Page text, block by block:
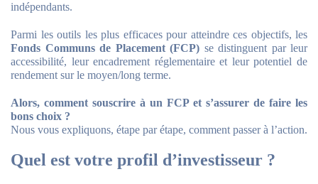
indépendants.
Parmi les outils les plus efficaces pour atteindre ces objectifs, les
Fonds Communs de Placement (FCP) se distinguent par leur
accessibilité, leur encadrement réglementaire et leur potentiel de
rendement sur le moyen/long terme.
Alors, comment souscrire à un FCP et s’assurer de faire les
bons choix ?
Nous vous expliquons, étape par étape, comment passer à l’action.
Quel est votre profil d’investisseur ?